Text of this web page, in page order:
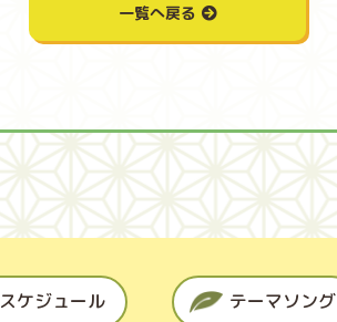
一覧へ戻る
スケジュール テーマソング